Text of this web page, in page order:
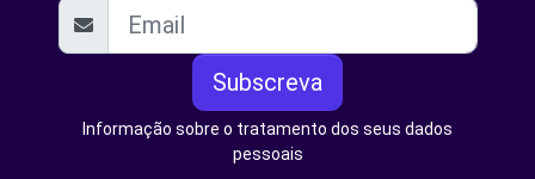
Subscreva
Informação sobre o tratamento dos seus dados
pessoais